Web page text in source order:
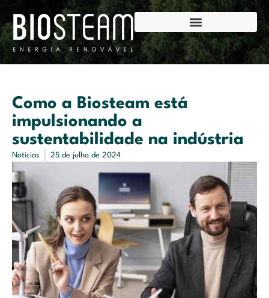
Como a Biosteam está
impulsionando a
sustentabilidade na indústria
Notícias 25 de julho de 2024